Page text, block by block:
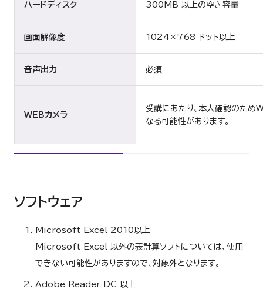
ハードディスク 300MB 以上の空き容量
画面解像度 1024×768 ドット以上
音声出力 必須
WEBカメラ
受講にあたり、本人確認のため
なる可能性があります。
ソフトウェア
Microsoft Excel 2010以上
Microsoft Excel 以外の表計算ソフトについては、使用
できない可能性がありますので、対象外となります。
Adobe Reader DC 以上